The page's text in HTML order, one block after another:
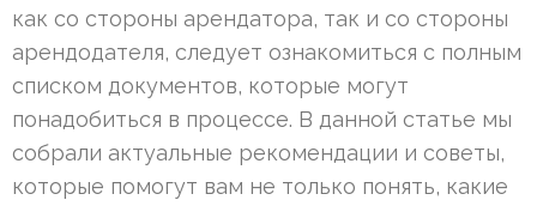
как со стороны арендатора, так и со стороны
арендодателя, следует ознакомиться с полным
списком документов, которые могут
понадобиться в процессе. В данной статье мы
собрали актуальные рекомендации и советы,
которые помогут вам не только понять, какие